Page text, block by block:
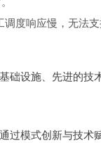
度响应慢，无法
设施、先进的技
过模式创新与技术